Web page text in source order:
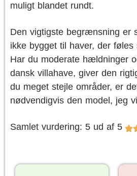
muligt blandet rundt.
Den vigtigste begrænsning er
ikke bygget til haver, der føles
Har du moderate hældninger
dansk villahave, giver den
du meget stejle områder, er
nødvendigvis den model, jeg
Samlet vurdering: 5 ud af 5